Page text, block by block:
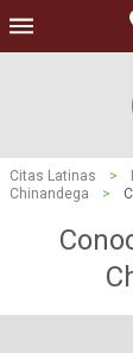
Citas Latinas >
Chinandega
>